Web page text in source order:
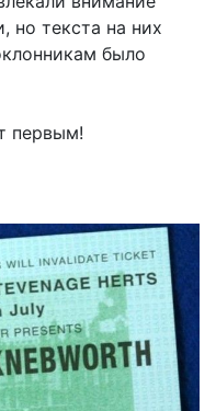
текста на них
было
первым!